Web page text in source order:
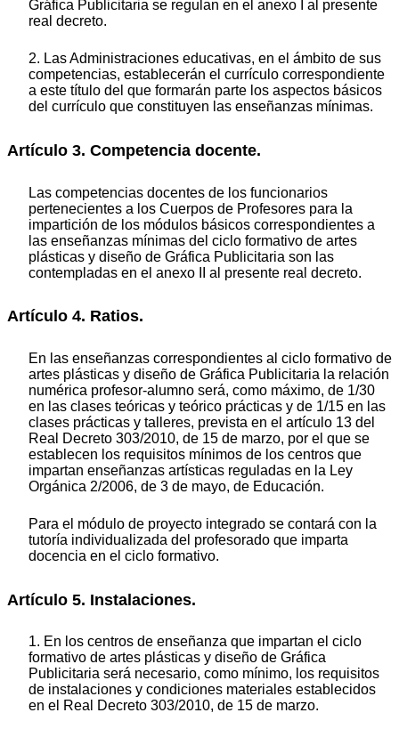
Gráfica Publicitaria se regulan en el anexo I al presente
real decreto.
2. Las Administraciones educativas, en el ámbito de sus
competencias, establecerán el currículo correspondiente
a este título del que formarán parte los aspectos básicos
del currículo que constituyen las enseñanzas mínimas.
Artículo 3. Competencia docente.
Las competencias docentes de los funcionarios
pertenecientes a los Cuerpos de Profesores para la
impartición de los módulos básicos correspondientes a
las enseñanzas mínimas del ciclo formativo de artes
plásticas y diseño de Gráfica Publicitaria son las
contempladas en el anexo II al presente real decreto.
Artículo 4. Ratios.
En las enseñanzas correspondientes al ciclo formativo de
artes plásticas y diseño de Gráfica Publicitaria la relación
numérica profesor-alumno será, como máximo, de 1/30
en las clases teóricas y teórico prácticas y de 1/15 en las
clases prácticas y talleres, prevista en el artículo 13 del
Real Decreto 303/2010, de 15 de marzo, por el que se
establecen los requisitos mínimos de los centros que
impartan enseñanzas artísticas reguladas en la Ley
Orgánica 2/2006, de 3 de mayo, de Educación.
Para el módulo de proyecto integrado se contará con la
tutoría individualizada del profesorado que imparta
docencia en el ciclo formativo.
Artículo 5. Instalaciones.
1. En los centros de enseñanza que impartan el ciclo
formativo de artes plásticas y diseño de Gráfica
Publicitaria será necesario, como mínimo, los requisitos
de instalaciones y condiciones materiales establecidos
en el Real Decreto 303/2010, de 15 de marzo.